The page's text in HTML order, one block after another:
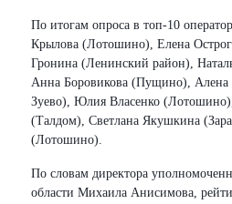
По итогам опроса в топ-10
Крылова (Лотошино), Елена
Гронина (Ленинский район),
Анна Боровикова (Пущино), Алена
Зуево), Юлия Власенко
(Талдом), Светлана Якушкина
(Лотошино).
По словам директора
области Михаила Анисимова,